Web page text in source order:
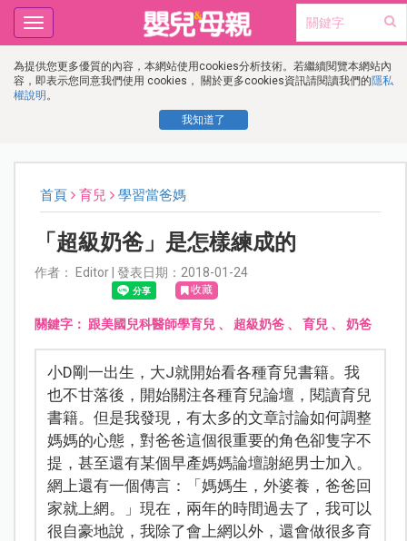
為提供您更多優質的內容，本網站使用cookies分析技術。若繼續閱覽本網站內
容，即表示您同意我們使用 cookies， 關於更多cookies資訊請閱讀我們的隱私
權說明 。
我知道了
Toggle
navigation
首頁 育兒 學習當爸媽
「超級奶爸」是怎樣練成的
作者： Editor | 發表日期：2018-01-24
收藏
關鍵字： 跟美國兒科醫師學育兒、 超級奶爸、 育兒、 奶爸
小D剛一出生，大J就開始看各種育兒書籍。我
也不甘落後，開始關注各種育兒論壇，閱讀育兒
書籍。但是我發現，有太多的文章討論如何調整
媽媽的心態，對爸爸這個很重要的角色卻隻字不
提，甚至還有某個早產媽媽論壇謝絕男士加入。
網上還有一個傳言：「媽媽生，外婆養，爸爸回
家就上網。」現在，兩年的時間過去了，我可以
很自豪地說，我除了會上網以外，還會做很多育